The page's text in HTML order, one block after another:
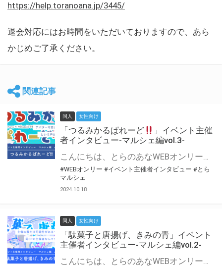
https://help.toranoana.jp/3445/
退会対応にはお時間をいただいておりますので、あら
かじめご了承ください。
関連記事
同人 女性向け
「つるみかるぱれーど
」イベント主催
者インタビュー-マルシェ編vol.3-
こんにちは、とらのあなWEBオンリー運営スタッフです。 新たにお届けする、イベント主催者インタビュー-マルシェ編-は、 とらのあなWEBオンリー「マルシェ」をご利用した主催様に 「マルシェ」を使って開催した感想や心がけをお聞きする企画です。 今回は、WEBオンリー初開催「つるみかるぱれーど
#WEBオンリー #イベント主催者インタビュー #とら
マルシェ
2024.10.18
同人 女性向け
「駄菓子と唐揚げ、きみの青」イベント
主催者インタビュー-マルシェ編vol.2-
こんにちは、とらのあなWEBオンリー運営スタッフです。 新たにお届けする、イベント主催者インタビュー-マルシェ編-は、 とらのあなWEBオンリー「マルシェ」をご利用の主催様に 「マルシェ」を使ってイベントを開催した感想や心がけをお聞きする企画です。 今回は、WEBオンリー初開催「駄菓子と唐揚げ、きみの青」より、 主催のぎこ六屋様にお話を伺いました。 協力：ぎこ六屋様／イベント公式Twitter（@krkgwks） とらのあなWEBオンリー「マルシェ」とは？ WEBオンリーでリアルタイムでコミュニケーションがとれるオンライン会場です。